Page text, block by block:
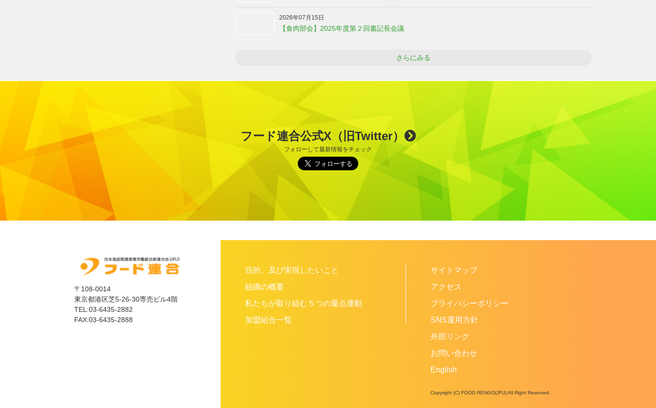
2026年07月15日
【食肉部会】2025年度第２回書記長会議
さらにみる
フード連合公式X（旧Twitter）
フォローして最新情報をチェック
目的、及び実現したいこと
組織の概要
私たちが取り組む５つの重点運動
加盟組合一覧
サイトマップ
アクセス
プライバシーポリシー
SNS運用方針
外部リンク
お問い合わせ
English
Copyright (C) FOOD RENGO(JFU) All Right Reserved.
〒108-0014
東京都港区芝5-26-30専売ビル4階
TEL:03-6435-2882
FAX:03-6435-2888